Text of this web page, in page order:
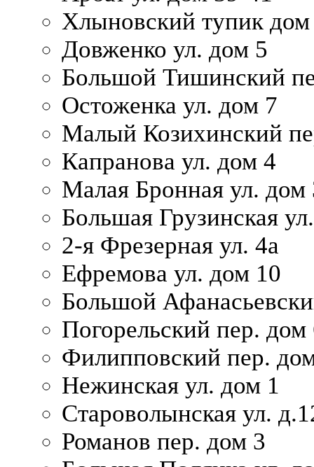
Хлыновский тупик
Довженко ул. дом 5
Большой Тишинский
Остоженка ул. дом 7
Малый Козихинский
Капранова ул. дом 4
Малая Бронная ул. дом
Большая Грузинская
2-я Фрезерная ул. 4а
Ефремова ул. дом 10
Большой
Погорельский пер. дом
Филипповский пер.
Нежинская ул. дом 1
Староволынская ул.
Романов пер. дом 3